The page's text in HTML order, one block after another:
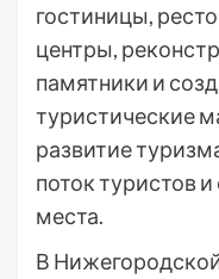
гостиницы,
центры,
памятники и
туристические
развитие
поток туристов
места.
В